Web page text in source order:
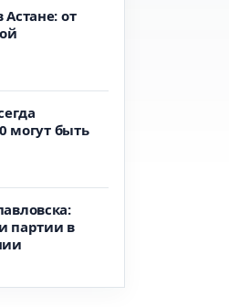
от
могут быть
партии в